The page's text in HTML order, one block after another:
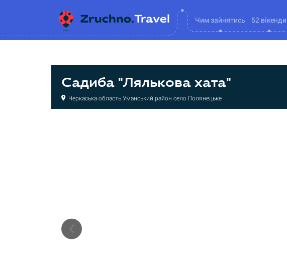
Чим зайнятись 52 вікенди
Садиба "Лялькова хата"
Черкаська область Уманський район село Полянецьке